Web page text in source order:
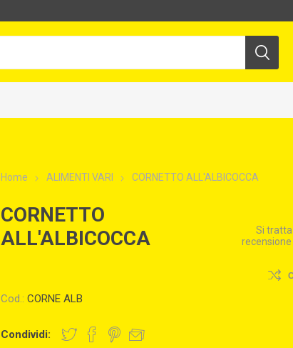
Home ALIMENTI VARI CORNETTO ALL'ALBICOCCA
CORNETTO
ALL'ALBICOCCA
Si
Cod.: CORNE ALB
Condividi: